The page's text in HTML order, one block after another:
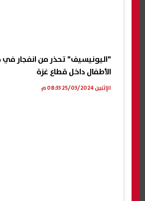
"اليونيسيف" تحذر من انفجار في
الأطفال داخل قطاع غزة
الإثنين 25/03/2024 08:33 م